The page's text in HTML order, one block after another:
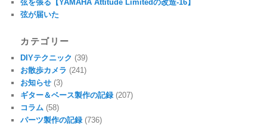
弦を張る【YAMAHA Attitude Limitedの改造-16】
弦が届いた
カテゴリー
DIYテクニック (39)
お散歩カメラ (241)
お知らせ (3)
ギター＆ベース製作の記録 (207)
コラム (58)
パーツ製作の記録 (736)